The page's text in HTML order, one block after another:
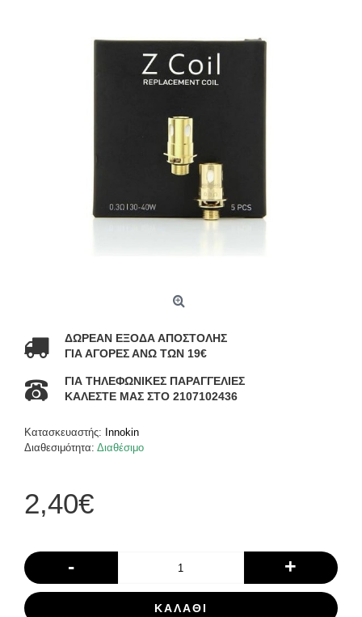
ΔΩΡΕΑΝ ΕΞΟΔΑ ΑΠΟΣΤΟΛΗΣ
ΓΙΑ ΑΓΟΡΕΣ ΑΝΩ ΤΩΝ 19€
ΓΙΑ ΤΗΛΕΦΩΝΙΚΕΣ ΠΑΡΑΓΓΕΛΙΕΣ
ΚΑΛΕΣΤΕ ΜΑΣ ΣΤΟ 2107102436
Κατασκευαστής: Innokin
Διαθεσιμότητα: Διαθέσιμο
2,40€
- +
ΚΑΛΆΘΙ